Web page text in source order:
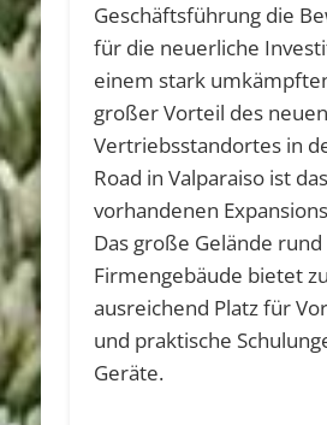
Geschäftsführung die
für die neuerliche
einem stark
großer Vorteil des neuen
Vertriebsstandortes in
Road in Valparaiso ist das
vorhandenen
Das große Gelände
Firmengebäude bietet
ausreichend Platz für
und praktische
Geräte.